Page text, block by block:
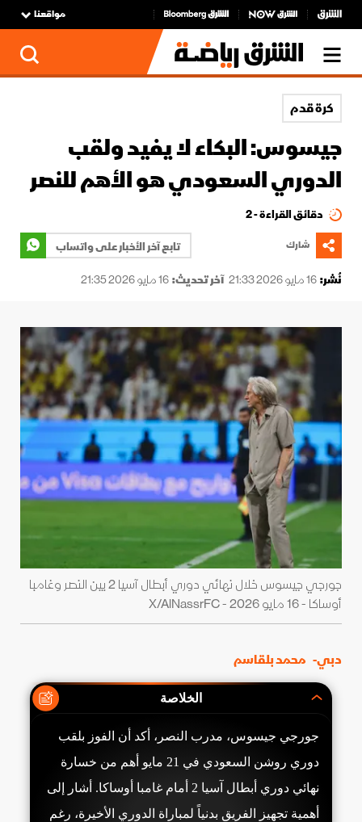
مواقعنا
كرة قدم
جيسوس: البكاء لا يفيد ولقب
الدوري السعودي هو الأهم للنصر
دقائق القراءة - 2
شارك
تابع آخر الأخبار على واتساب
نُشر:16 مايو 2026 21:33 آخر تحديث:16 مايو 2026 21:35
جورجي جيسوس خلال نهائي دوري أبطال آسيا 2 بين النصر وغامبا
أوساكا - 16 مايو 2026 - X/AlNassrFC
دبي- محمد بلقاسم
الخلاصة
جورجي جيسوس، مدرب النصر، أكد أن الفوز بلقب
دوري روشن السعودي في 21 مايو أهم من خسارة
نهائي دوري أبطال آسيا 2 أمام غامبا أوساكا. أشار إلى
أهمية تجهيز الفريق بدنياً لمباراة الدوري الأخيرة، رغم